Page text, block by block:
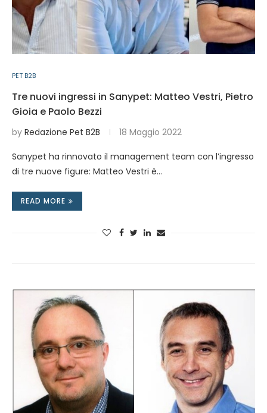
PET B2B
Tre nuovi ingressi in Sanypet: Matteo Vestri, Pietro
Gioia e Paolo Bezzi
by Redazione Pet B2B 18 Maggio 2022
Sanypet ha rinnovato il management team con l’ingresso
di tre nuove figure: Matteo Vestri è…
READ MORE